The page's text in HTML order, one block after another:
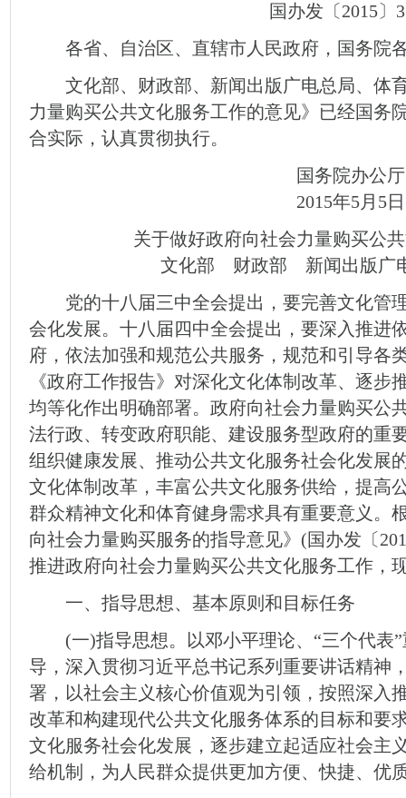
国办发〔2015〕
各省、自治区、直辖市人民政府，国务院
文化部、财政部、新闻出版广电总局、体
力量购买公共文化服务工作的意见》已经国务
合实际，认真贯彻执行。
国务院办公厅
2015年5月5日
关于做好政府向社会力量购买公共
文化部 财政部 新闻出版广
党的十八届三中全会提出，要完善文化管
会化发展。十八届四中全会提出，要深入推进
府，依法加强和规范公共服务，规范和引导各
《政府工作报告》对深化文化体制改革、逐步
均等化作出明确部署。政府向社会力量购买公
法行政、转变政府职能、建设服务型政府的重
组织健康发展、推动公共文化服务社会化发展
文化体制改革，丰富公共文化服务供给，提高
群众精神文化和体育健身需求具有重要意义。
向社会力量购买服务的指导意见》(国办发〔
推进政府向社会力量购买公共文化服务工作，
一、指导思想、基本原则和目标任务
(一)指导思想。以邓小平理论、“三个代表”
导，深入贯彻习近平总书记系列重要讲话精神
署，以社会主义核心价值观为引领，按照深入
改革和构建现代公共文化服务体系的目标和要
文化服务社会化发展，逐步建立起适应社会主
给机制，为人民群众提供更加方便、快捷、优